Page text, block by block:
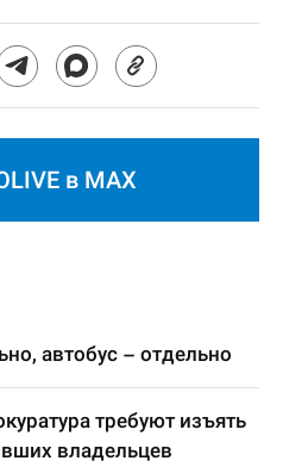
в MAX
автобус – отдельно
требуют изъять
владельцев